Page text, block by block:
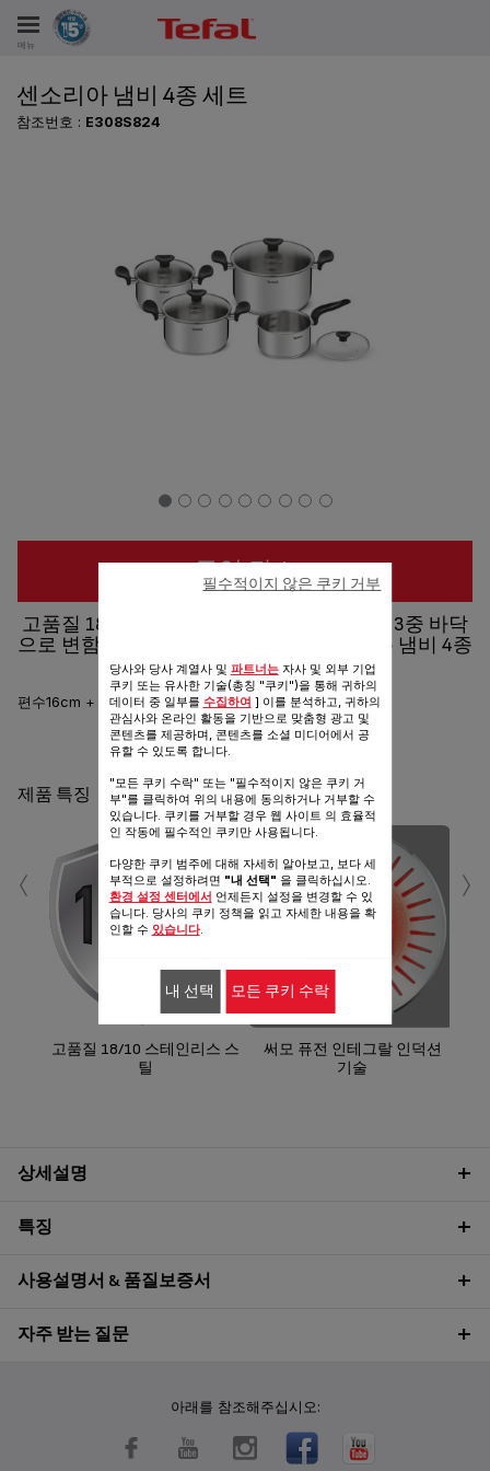
메뉴
센소리아 냄비 4종 세트
참조번호 : E308S824
구입 장소
고품질 18-10 스테인리스 스틸 소재와 특수 3중 바닥
으로 변함없는 성능과 견고한 내구성을 갖춘 냄비 4종
세트!
편수16cm + 양수 18cm + 양수 20cm + 양수 24cm
공유 보내기
제품 특징
고품질 18/10 스테인리스 스
틸
써모 퓨전 인테그랄 인덕션
기술
‹ ›
상세설명
특징
사용설명서 & 품질보증서
자주 받는 질문
아래를 참조해주십시오:
당사와 당사 계열사 및 파트너는자사 및 외부 기업
쿠키 또는 유사한 기술(총칭 "쿠키")을 통해 귀하의
데이터 중 일부를 수집하여 ] 이를 분석하고, 귀하의
관심사와 온라인 활동을 기반으로 맞춤형 광고 및
콘텐츠를 제공하며, 콘텐츠를 소셜 미디어에서 공
유할 수 있도록 합니다.
"모든 쿠키 수락" 또는 "필수적이지 않은 쿠키 거
부"를 클릭하여 위의 내용에 동의하거나 거부할 수
있습니다. 쿠키를 거부할 경우 웹 사이트 의 효율적
인 작동에 필수적인 쿠키만 사용됩니다.
다양한 쿠키 범주에 대해 자세히 알아보고, 보다 세
부적으로 설정하려면 "내 선택" 을 클릭하십시오.
환경 설정 센터에서 언제든지 설정을 변경할 수 있
습니다. 당사의 쿠키 정책을 읽고 자세한 내용을 확
인할 수 있습니다.
필수적이지 않은 쿠키 거부
내 선택 모든 쿠키 수락